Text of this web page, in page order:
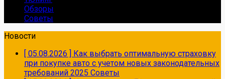
Обзоры
Советы
Новости
[ 05.08.2026 ] Как выбрать оптимальную страховку
при покупке авто с учетом новых законодательных
требований 2025 Советы